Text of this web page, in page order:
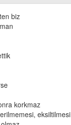
biz
korkmaz
eksiltilmesi